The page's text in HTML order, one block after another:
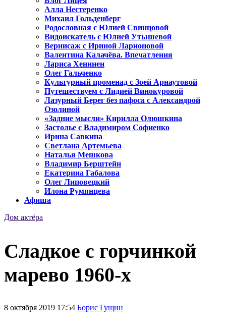
Алла Нестеренко
Михаил Гольденберг
Родословная с Юлией Свинцовой
Видоискатель с Юлией Утышевой
Вернисаж с Ириной Ларионовой
Валентина Калачёва. Впечатления
Лариса Хенинен
Олег Гальченко
Культурный променад с Зоей Арнаутовой
Путешествуем с Лидией Винокуровой
Лазурный Берег без пафоса с Александрой
Озолиной
«Задние мысли» Кирилла Олюшкина
Застолье с Владимиром Софиенко
Ирина Савкина
Светлана Артемьева
Наталья Мешкова
Владимир Берштейн
Екатерина Габалова
Олег Липовецкий
Илона Румянцева
Афиша
Дом актёра
Сладкое с горчинкой
марево 1960-х
8 октября 2019 17:54 Борис Гущин